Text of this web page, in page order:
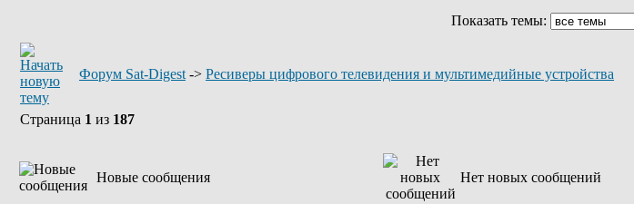
Показать темы:
Форум Sat-Digest -> Ресиверы цифрового телевидения и мультимедийные устройства
Страница 1 из 187
Новые сообщения Нет новых сообщений